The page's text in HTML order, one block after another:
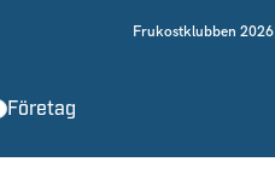
Frukostklubben 2026
Företag